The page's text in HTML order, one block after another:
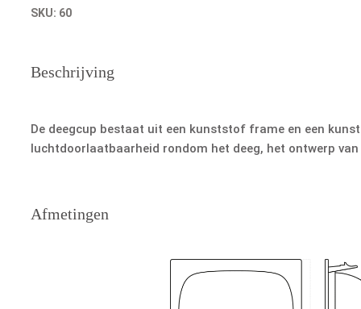
SKU: 60
Beschrijving
De deegcup bestaat uit een kunststof frame en een
luchtdoorlaatbaarheid rondom het deeg, het ontwerp
Afmetingen